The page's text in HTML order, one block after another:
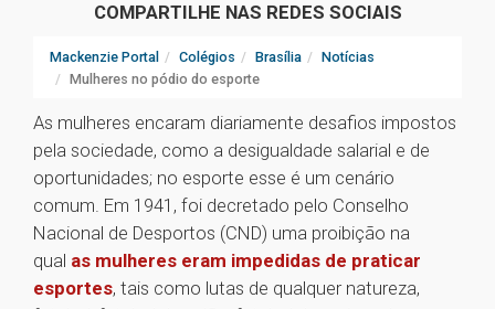
COMPARTILHE NAS REDES SOCIAIS
Mackenzie Portal Colégios Brasília
Notícias
Mulheres no pódio do esporte
As mulheres encaram diariamente desafios impostos
pela sociedade, como a desigualdade salarial e de
oportunidades; no esporte esse é um cenário
comum. Em 1941, foi decretado pelo Conselho
Nacional de Desportos (CND) uma proibição na
qual as mulheres eram impedidas de praticar
esportes, tais como lutas de qualquer natureza,